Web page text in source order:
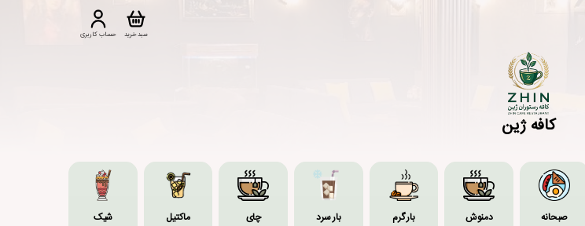
حساب کاربری سبد خرید
کافه ژین
صبحانه دمنوش بار گرم بار سرد چای ماکتیل شیک